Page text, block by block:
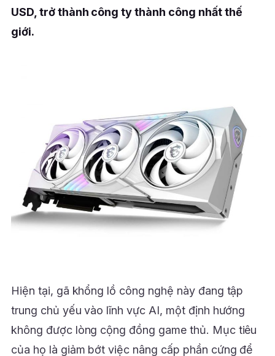
USD, trở thành công ty thành công nhất thế
giới.
Hiện tại, gã khổng lồ công nghệ này đang tập
trung chủ yếu vào lĩnh vực AI, một định hướng
không được lòng cộng đồng game thủ. Mục tiêu
của họ là giảm bớt việc nâng cấp phần cứng để